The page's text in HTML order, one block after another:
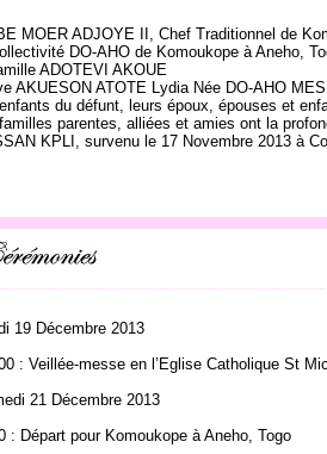
MOER ADJOYE II, Chef Traditionnel de
DO-AHO de Komoukope à Aneho,
ADOTEVI AKOUE
AKUESON ATOTE Lydia Née DO-AHO
du défunt, leurs époux, épouses et
parentes, alliées et amies ont la
KPLI, survenu le 17 Novembre 2013 à
19 Décembre 2013
: Veillée-messe en l’Eglise Catholique St
21 Décembre 2013
: Départ pour Komoukope à Aneho, Togo